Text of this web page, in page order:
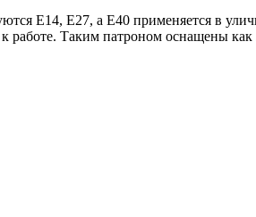
Е14, Е27, а Е40 применяется в
работе. Таким патроном оснащены